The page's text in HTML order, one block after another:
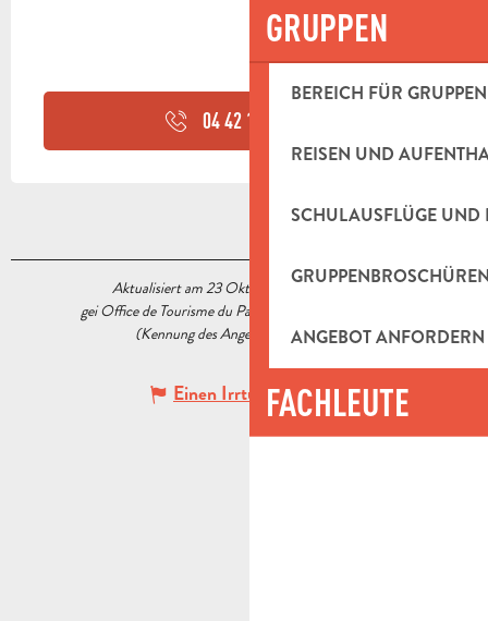
GRUPPEN
BEREICH FÜR GRUPPEN
REISEN UND
SCHULAUSFLÜGE UND
ANGEBOT ANFORDERN
FACHLEUTE
04 42 18 19
Aktualisiert am 23 Oktober 2020 Um 15:13
gei Office de Tourisme du Pays d’Aubagne et de l’Étoile
(Kennung des Angebots :
5537940)
Einen Irrtum angeben